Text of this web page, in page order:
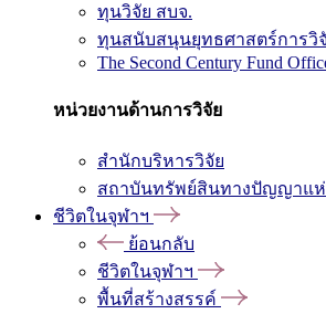
ทุนวิจัย สบจ.
ทุนสนับสนุนยุทธศาสตร์การวิ
The Second Century Fund
หน่วยงานด้านการวิจัย
สำนักบริหารวิจัย
สถาบันทรัพย์สินทางปัญญาแห่
ชีวิตในจุฬาฯ
ย้อนกลับ
ชีวิตในจุฬาฯ
พื้นที่สร้างสรรค์